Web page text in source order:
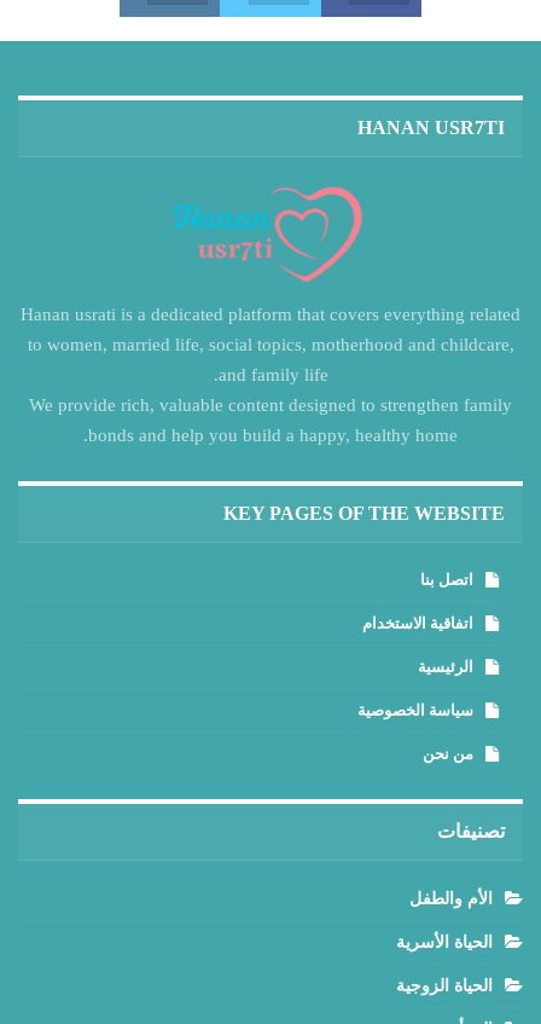
HANAN USR7TI
Hanan usrati is a dedicated platform that covers everything related
to women, married life, social topics, motherhood and childcare,
and family life.
We provide rich, valuable content designed to strengthen family
bonds and help you build a happy, healthy home.
KEY PAGES OF THE WEBSITE
اتصل بنا
اتفاقية الاستخدام
الرئيسية
سياسة الخصوصية
من نحن
تصنيفات
الأم والطفل
الحياة الأسرية
الحياة الزوجية